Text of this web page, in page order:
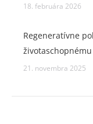
18. februára 2026
Regeneratívne
21. novembra 2025